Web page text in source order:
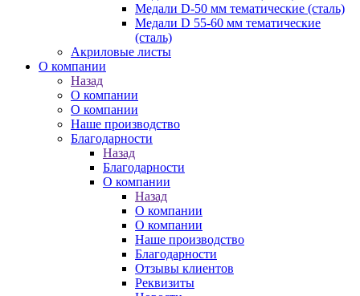
Медали D-50 мм тематические (сталь)
Медали D 55-60 мм тематические
(сталь)
Акриловые листы
О компании
Назад
О компании
О компании
Наше производство
Благодарности
Назад
Благодарности
О компании
Назад
О компании
О компании
Наше производство
Благодарности
Отзывы клиентов
Реквизиты